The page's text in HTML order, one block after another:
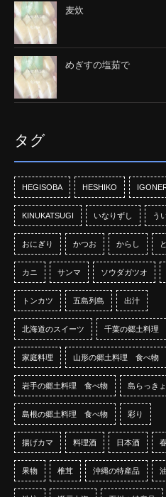
麦炊
めぎすの塩茹で
タグ
HEGISOBA HESHIKO
KINUKATSUGI いなりずし う
おにぎり かつお からし
カニ サンマ ソウダガツオ
トンカツ 五島列島 出汁
北海道のスイーツ 千葉の郷土料理
家庭料理 山形の郷土料理 食べ物
岩手の郷土料理 食べ物 島らっきょ
島根の郷土料理 食べ物 彩り
揚げカマ 料理酒 日本酒
果物 椎茸 沖縄の特産品